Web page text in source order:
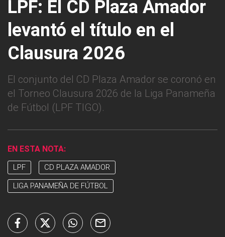
LPF: El CD Plaza Amador
levantó el título en el
Clausura 2026
El conjunto del CD Plaza Amador se coronó en
el Torneo Clausura 2026 de la Liga Panameña
de Fútbol (LPF TIGO).
EN ESTA NOTA:
LPF CD PLAZA AMADOR
LIGA PANAMEÑA DE FÚTBOL